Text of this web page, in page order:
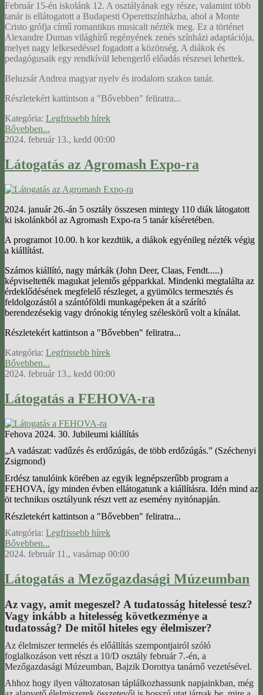
Február 15-én iskolánk 12. A osztályának egy része, valamint több
tanár is ellátogatott a Budapesti Operettszínházba, ahol a Monte
Cristo grófja című romantikus musicalt nézték meg. Ez a történet
Alexandre Dumas világhírű regényének zenés színházi adaptációja,
melyet nagy lelkesedéssel fogadott a közönség. A diákok és
pedagógusaik egy rendkívül lehengerlő előadás részesei lehettek.
Beluzsár Andrea magyar nyelv és irodalom szakos tanár.
Részletekért kattintson a "Bővebben" feliratra...
Kategória: Legfrissebb hírek
Bővebben...
2024. február 13., kedd 00:00
Látogatás az Agromash Expo-ra
2024. január 26.-án 5 osztály összesen mintegy 110 diák látogatott
ki iskolánkból az Agromash Expo-ra 5 tanár kíséretében.
A programot 10.00. h kor kezdtük, a diákok egyénileg nézték végig
a kiállítást.
Számos kiállító, nagy márkák (John Deer, Claas, Fendt.....)
képviseltették magukat jelentős gépparkkal. Mindenki megtalálta az
érdeklődésének megfelelő részleget, a gyümölcs termesztés és
feldolgozástól a szántóföldi munkagépeken át a szárító
berendezésekig vagy drónokig tényleg széleskörű volt a kínálat.
Részletekért kattintson a "Bővebben" feliratra...
Kategória: Legfrissebb hírek
Bővebben...
2024. február 13., kedd 00:00
Látogatás a FEHOVA-ra
Fehova 2024. 30. Jubileumi kiállítás
„A vadászat: vadűzés és erdőzúgás, de több erdőzúgás.” (Széchenyi
Zsigmond)
Erdész tanulóink körében az egyik legnépszerűbb program a
FEHOVA, így minden évben ellátogatunk a kiállításra. Idén mind az
öt technikus osztályunk részt vett az esemény nyitónapján.
Részletekért kattintson a "Bővebben" feliratra...
Kategória: Legfrissebb hírek
Bővebben...
2024. február 11., vasárnap 00:00
Látogatás a Mezőgazdasági Múzeumban
Az vagy, amit megeszel? A tudatosság hitelessé tesz?
Vagy inkább a hitelesség következménye a
tudatosság? De mitől hiteles egy élelmiszer?
Az élelmiszer termelés és előállítás szempontjairól szóló
foglalkozáson vett részt a 10/D osztály február 7.-én, a
Mezőgazdasági Múzeumban, Bajzik Dorottya tanárnő vezetésével.
Ahhoz hogy ilyen változatosan táplálkozhassunk napjainkban, még